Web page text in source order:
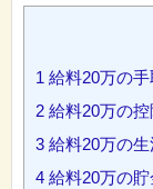
1 給料20万の
2 給料20万の
3 給料20万の
4 給料20万の